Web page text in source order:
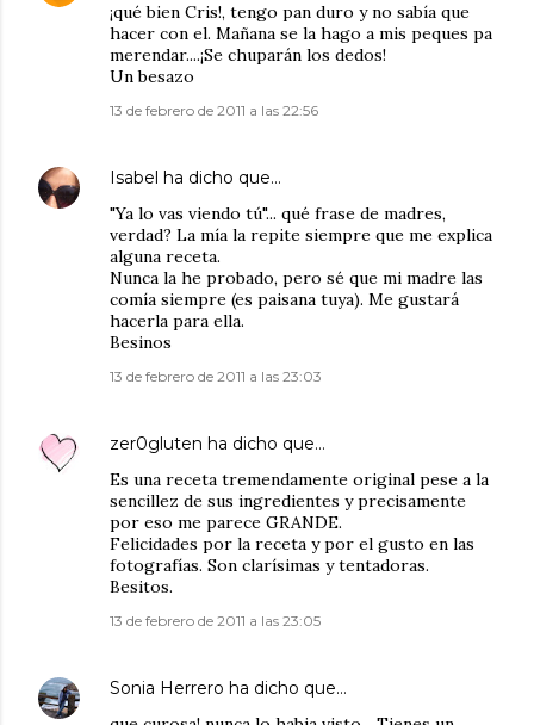
¡qué bien Cris!, tengo pan duro y no sabía que
hacer con el. Mañana se la hago a mis peques pa
merendar....¡Se chuparán los dedos!
Un besazo
13 de febrero de 2011 a las 22:56
Isabel ha dicho que…
"Ya lo vas viendo tú"... qué frase de madres,
verdad? La mía la repite siempre que me explica
alguna receta.
Nunca la he probado, pero sé que mi madre las
comía siempre (es paisana tuya). Me gustará
hacerla para ella.
Besinos
13 de febrero de 2011 a las 23:03
zer0gluten ha dicho que…
Es una receta tremendamente original pese a la
sencillez de sus ingredientes y precisamente
por eso me parece GRANDE.
Felicidades por la receta y por el gusto en las
fotografías. Son clarísimas y tentadoras.
Besitos.
13 de febrero de 2011 a las 23:05
Sonia Herrero ha dicho que…